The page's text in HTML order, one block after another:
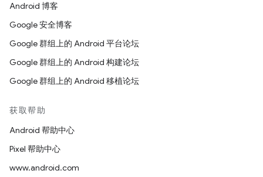
Android 博客
Google 安全博客
Google 群组上的 Android 平台论坛
Google 群组上的 Android 构建论坛
Google 群组上的 Android 移植论坛
获取帮助
Android 帮助中心
Pixel 帮助中心
www.android.com